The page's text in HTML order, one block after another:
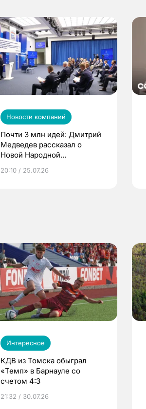
Новости компаний
Почти 3 млн идей: Дмитрий
Медведев рассказал о
Новой Народной
20:10 / 25.07.26
Интересное
КДВ из Томска обыграл
«Темп» в Барнауле со
счетом 4:3
21:32 / 30.07.26